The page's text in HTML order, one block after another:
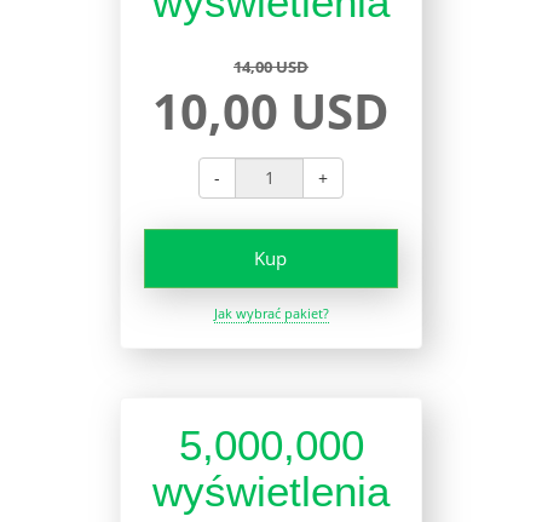
14,00 USD
10,00 USD
- +
Kup
Jak wybrać pakiet?
5,000,000
wyświetlenia